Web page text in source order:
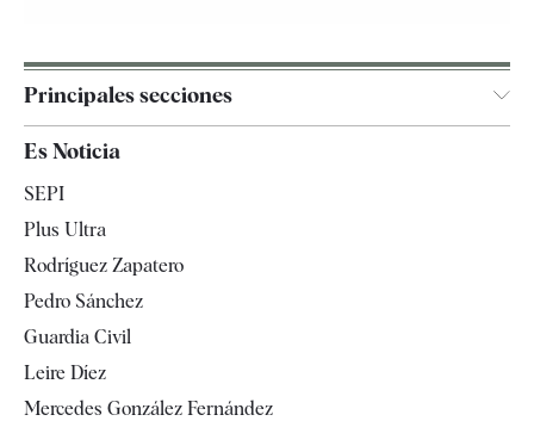
Principales secciones
España
Televisión
Es Noticia
SEPI
Plus Ultra
Rodríguez Zapatero
Pedro Sánchez
Guardia Civil
Leire Díez
Mercedes González Fernández